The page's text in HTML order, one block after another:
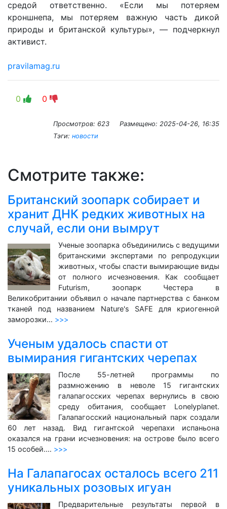
средой ответственно. «Если мы потеряем
кроншнепа, мы потеряем важную часть дикой
природы и британской культуры», ― подчеркнул
активист.
pravilamag.ru
0 0
Просмотров: 623 Размещено: 2025-04-26, 16:35
Тэги: новости
Смотрите также:
Британский зоопарк собирает и
хранит ДНК редких животных на
случай, если они вымрут
Ученые зоопарка объединились с ведущими
британскими экспертами по репродукции
животных, чтобы спасти вымирающие виды
от полного исчезновения. Как сообщает
Futurism, зоопарк Честера в
Великобритании объявил о начале партнерства с банком
тканей под названием Nature's SAFE для криогенной
заморозки… >>>
Ученым удалось спасти от
вымирания гигантских черепах
После 55-летней программы по
размножению в неволе 15 гигантских
галапагосских черепах вернулись в свою
среду обитания, сообщает Lonelyplanet.
Галапагосский национальный парк создали
60 лет назад. Вид гигантской черепахи испаньона
оказался на грани исчезновения: на острове было всего
15 особей.… >>>
На Галапагосах осталось всего 211
уникальных розовых игуан
Предварительные результаты первой в